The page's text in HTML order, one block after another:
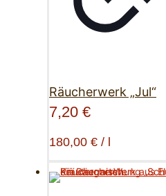
Räucherwerk „Jul“
7,20 €
180,00 € /